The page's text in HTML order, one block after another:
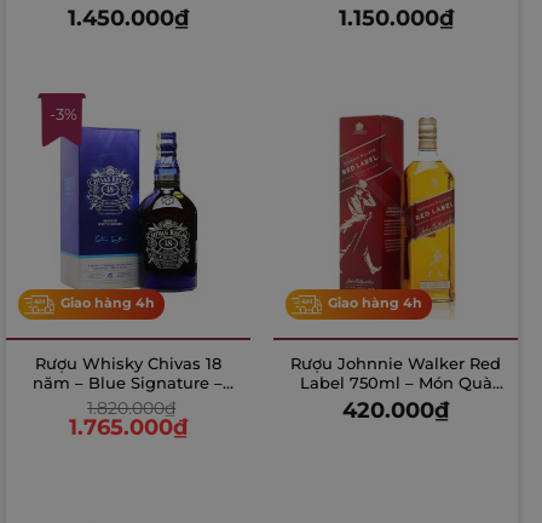
1.450.000₫
2026
1.150.000₫
-3%
Giao hàng 4h
Rượu Whisky Chivas 18
năm – Blue Signature –
700ml
1.820.000₫
1.765.000₫
Giao hàng 4h
Rượu Johnnie Walker Red
Label 750ml – Món Quà
Tết 2026
420.000₫